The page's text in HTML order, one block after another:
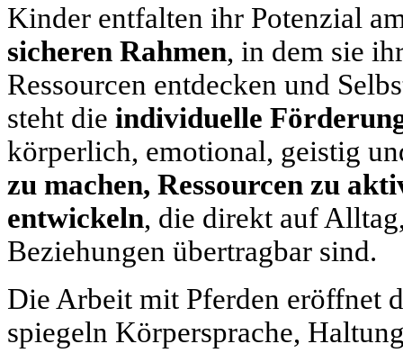
Kinder entfalten ihr Potenzial
sicheren Rahmen, in dem sie
Ressourcen entdecken und
steht die individuelle
körperlich, emotional, geistig
zu machen, Ressourcen zu
entwickeln, die direkt auf
Beziehungen übertragbar sind.
Die Arbeit mit Pferden eröffnet
spiegeln Körpersprache,